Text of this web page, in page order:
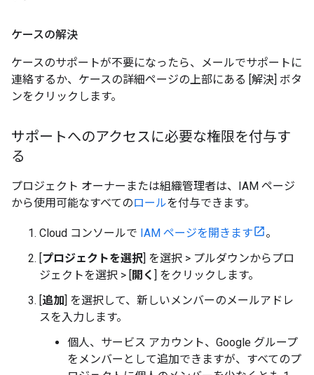
ケースの解決
ケースのサポートが不要になったら、メールでサポートに
連絡するか、ケースの詳細ページの上部にある [解決] ボタ
ンをクリックします。
サポートへのアクセスに必要な権限を付与す
る
プロジェクト オーナーまたは組織管理者は、IAM ページ
から使用可能なすべてのロールを付与できます。
Cloud コンソールで IAM ページを開きます
。
[プロジェクトを選択] を選択 > プルダウンからプロ
ジェクトを選択 > [開く ] をクリックします。
[追加] を選択して、新しいメンバーのメールアドレ
スを入力します。
個人、サービス アカウント、Google グループ
をメンバーとして追加できますが、すべてのプ